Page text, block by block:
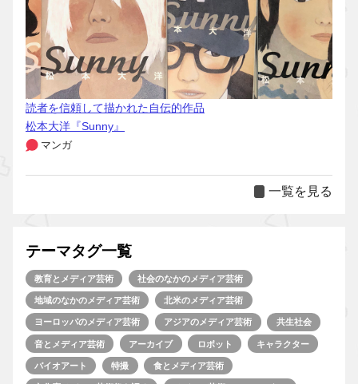
読者を信頼して描かれた自伝的作品
松本大洋『Sunny』
マンガ
一覧を見る
テーマタグ一覧
教育とメディア芸術 社会のなかのメディア芸術
地域のなかのメディア芸術 北米のメディア芸術
ヨーロッパのメディア芸術 アジアのメディア芸術 共生社会
音とメディア芸術 アーカイブ ロボット キャラクター
バイオアート 特撮 食とメディア芸術